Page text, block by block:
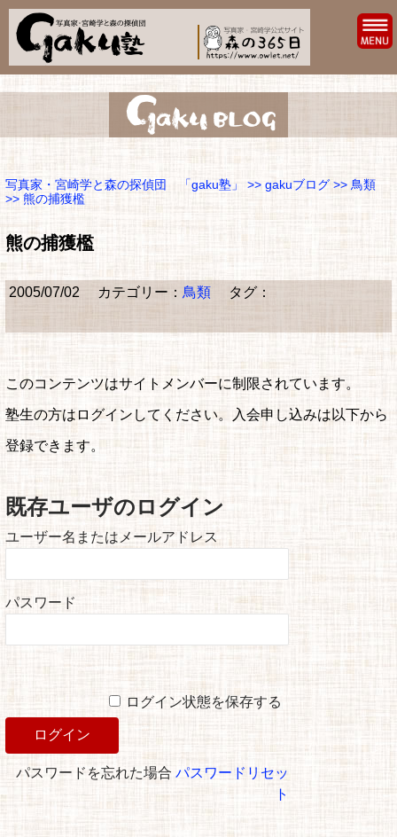
写真家・宮崎学と森の探偵団 「gaku塾」 >> gakuブログ >> 鳥類
>> 熊の捕獲檻
熊の捕獲檻
2005/07/02 カテゴリー： 鳥類 タグ：
このコンテンツはサイトメンバーに制限されています。
塾生の方はログインしてください。入会申し込みは以下から
登録できます。
既存ユーザのログイン
ユーザー名またはメールアドレス
パスワード
ログイン状態を保存する
パスワードを忘れた場合パスワードリセッ
ト